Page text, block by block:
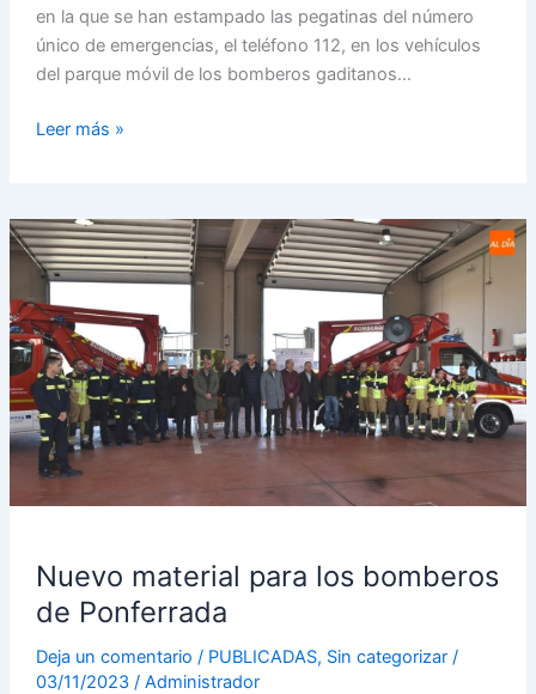
en la que se han estampado las pegatinas del número
único de emergencias, el teléfono 112, en los vehículos
del parque móvil de los bomberos gaditanos…
Leer más »
Nuevo material para los bomberos
de Ponferrada
Deja un comentario / PUBLICADAS, Sin categorizar/
03/11/2023 / Administrador
Nuevo
material
para
los
bomberos
de
Ponferrada